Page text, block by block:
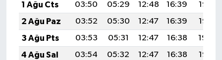
1 Ağu Cts
03:50 05:29 12:48 16:39
19:56
2 Ağu Paz
03:52 05:30 12:47 16:39
19:55
3 Ağu Pts
03:53 05:31 12:47 16:38
19:54
4 Ağu Sal
03:54 05:32 12:47 16:38
19:53